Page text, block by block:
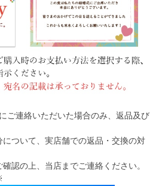
ご連絡いただいた場合のみ、返品及び
ついて、実店舗での返品・交換の対
認の上、当店までご連絡ください。